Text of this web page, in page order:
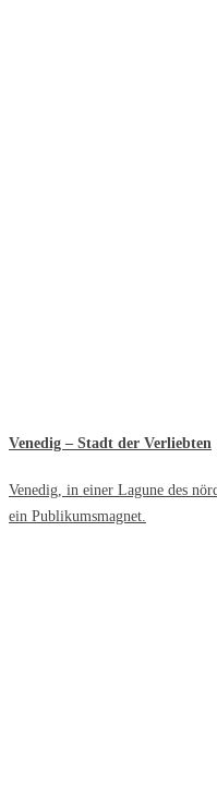
Venedig – Stadt der Verliebten
Venedig, in einer Lagune des
ein Publikumsmagnet.